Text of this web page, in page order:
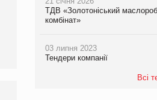
ТДВ «Золотоніський
комбінат»
03 липня 2023
Тендери компанії
Всі